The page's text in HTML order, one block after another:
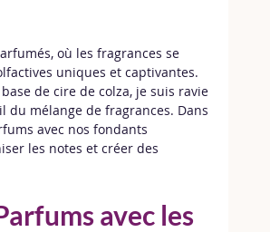
où les fragrances se
uniques et captivantes.
de cire de colza, je suis ravie
du mélange de fragrances. Dans
avec nos fondants
les notes et créer des
avec les